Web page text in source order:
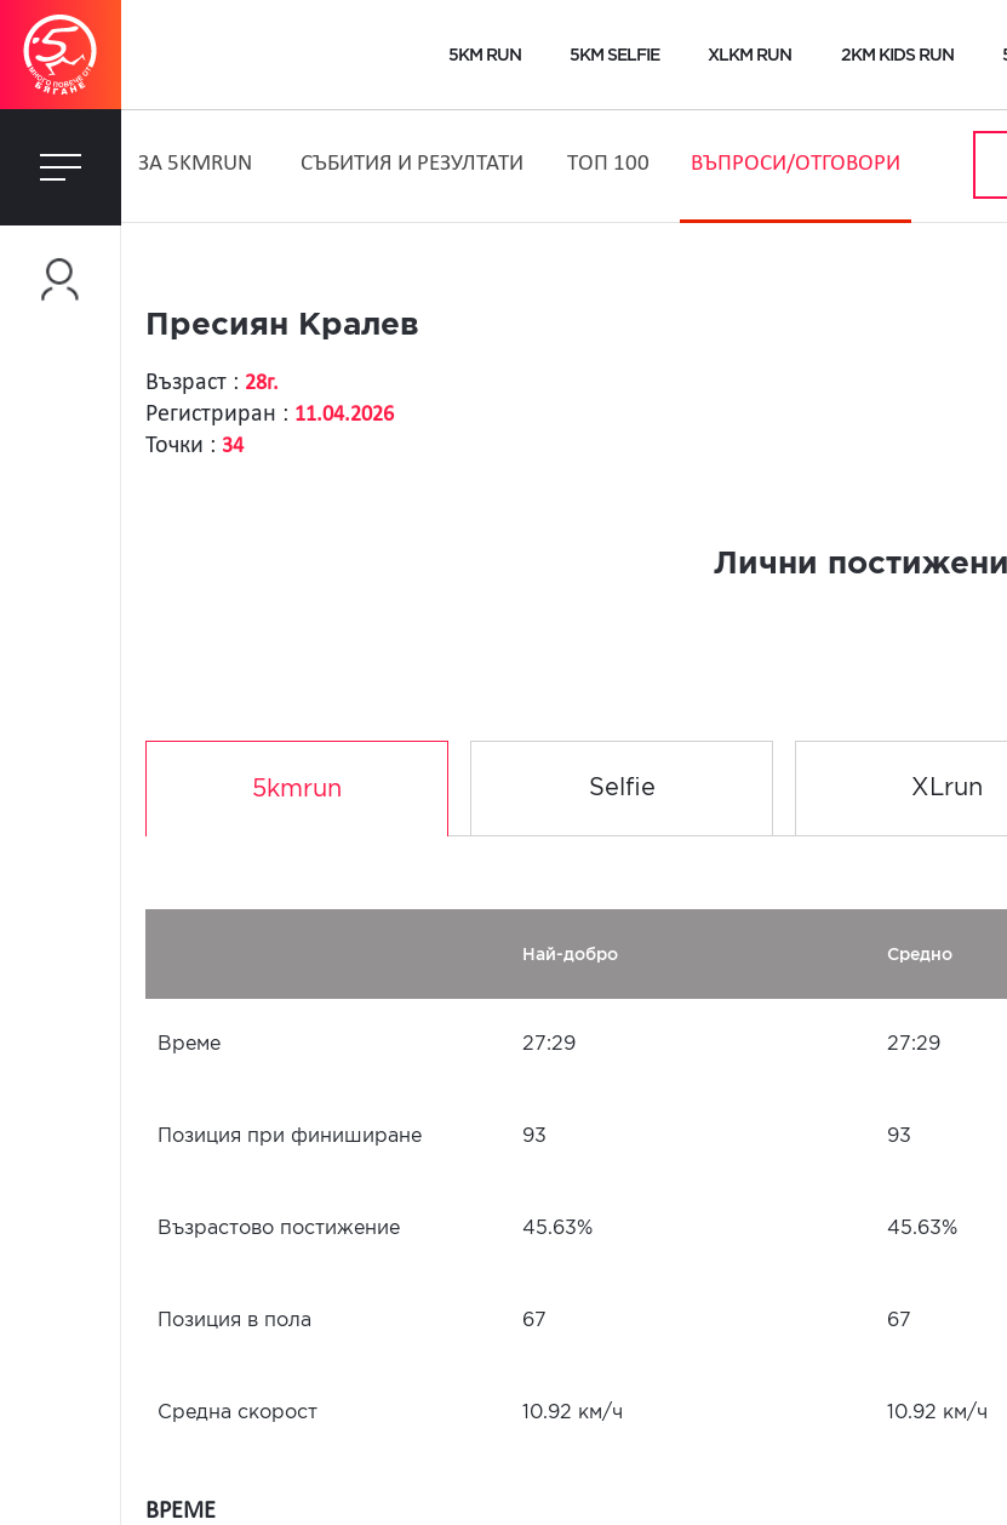
5KM RUN 5KM SELFIE XLKM RUN 2KM KIDS RUN
ЗA 5KMRUN СЪБИТИЯ И РЕЗУЛТАТИ ТОП 100 ВЪПРОСИ/ОТГОВОРИ
Пресиян Кралев
Възраст : 28г.
Регистриран : 11.04.2026
Точки : 34
Лични
5kmrun Selfie XLrun
Най-добро Средно
Време 27:29 27:29
Позиция при финиширане 93 93
Възрастово постижение 45.63% 45.63%
Позиция в пола 67 67
Средна скорост 10.92 км/ч 10.92 км/ч
ВРЕМЕ